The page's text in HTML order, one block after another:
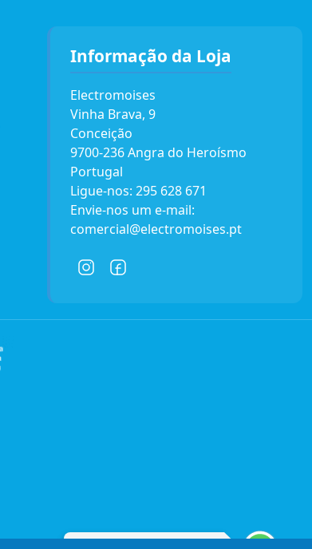
Informação da Loja
Electromoises
Vinha Brava, 9
Conceição
9700-236 Angra do Heroísmo
Portugal
Ligue-nos: 295 628 671
Envie-nos um e-mail:
comercial@electromoises.pt